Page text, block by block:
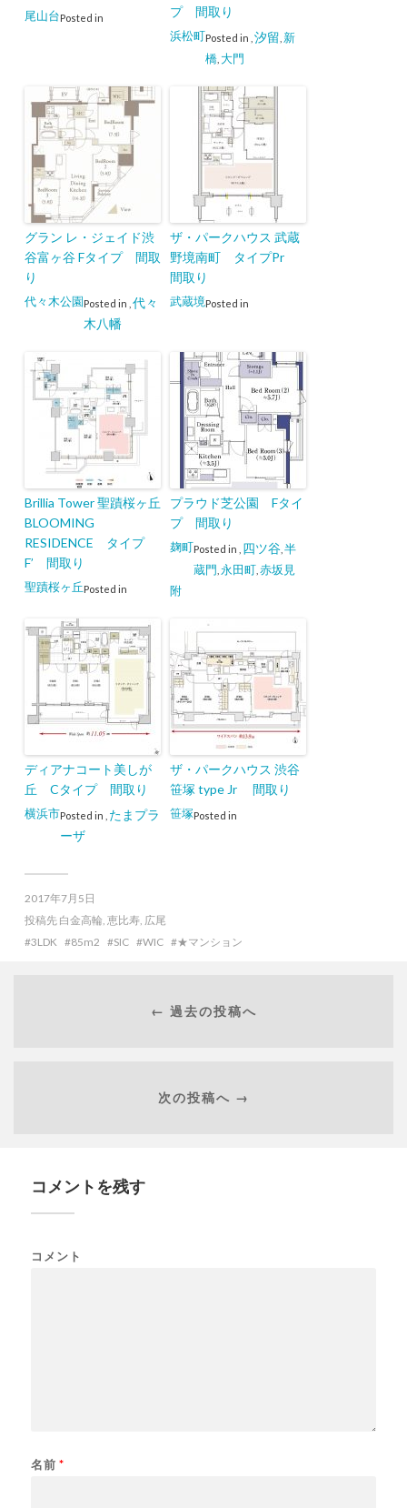
Posted in
尾山台
プ 間取り
Posted in
浜松町 汐留 新
橋, 大門
グラン レ・ジェイド渋
谷富ヶ谷 Fタイプ 間取
り
Posted in
代々木公園
代々
木八幡
ザ・パークハウス 武蔵
野境南町 タイプPr
間取り
Posted in
武蔵境
Brillia Tower 聖蹟桜ヶ丘
BLOOMING
RESIDENCE タイプ
F’ 間取り
Posted in
聖蹟桜ヶ丘
プラウド芝公園 Fタイ
プ 間取り
Posted in
麹町 四ツ谷, 半
蔵門 永田町, 赤坂見
附
ディアナコート美しが
丘 Cタイプ 間取り
Posted in
横浜市
たまプラ
ーザ
ザ・パークハウス 渋谷
笹塚 type Jr 間取り
Posted in
笹塚
2017年7月5日
投稿先 白金高輪 恵比寿, 広尾
3LDK
85m2 SIC WIC ★マンション
← 過去の投稿へ
次の投稿へ →
コメントを残す
コメント
名前 *